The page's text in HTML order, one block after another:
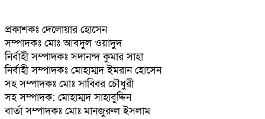
প্রকাশকঃ দেলোয়ার হোসেন
সম্পাদকঃ মোঃ আবদুল ওয়াদুদ
নির্বাহী সম্পাদকঃ সদানন্দ কুমার সাহা
নির্বাহী সম্পাদকঃ মোহাম্মদ ইমরান হোসেন
সহ সম্পাদকঃ মোঃ সাব্বির চৌধুরী
সহ সম্পাদক: মোহাম্মদ সাহাবুদ্দিন
বার্তা সম্পাদকঃ মোঃ মানজুরুল ইসলাম